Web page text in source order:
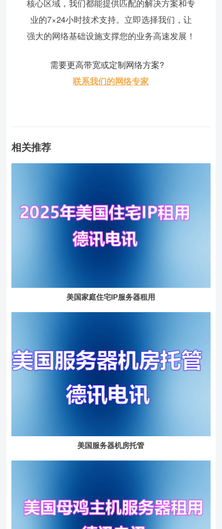
核心区域，我们都能提供匹配的解决方案和专
业的7×24小时技术支持。立即选择我们，让
强大的网络基础设施支撑您的业务高速发展！
需要更高带宽或定制网络方案?
联系我们的网络专家
相关推荐
美国家庭住宅IP服务器租用
美国服务器机房托管